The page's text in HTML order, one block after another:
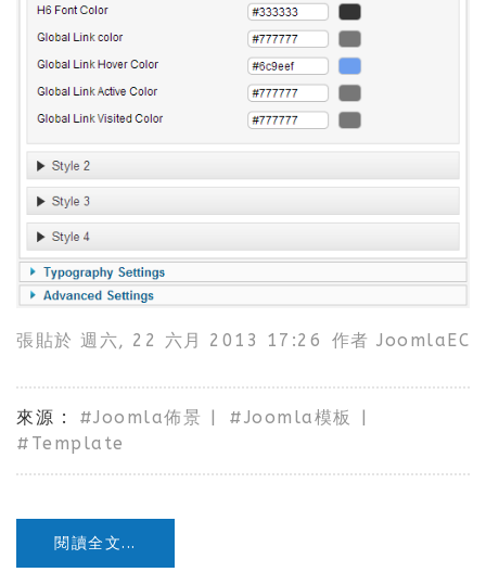
張貼於 週六, 22 六月 2013 17:26 作者 JoomlaEC
來源 Joomla佈景
Joomla模板
Template
閱讀全文...